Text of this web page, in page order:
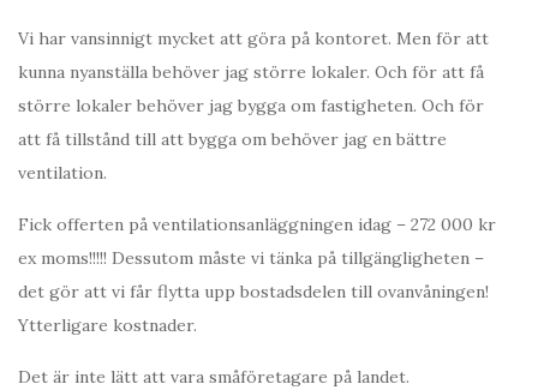
Vi har vansinnigt mycket att göra på kontoret. Men för att
kunna nyanställa behöver jag större lokaler. Och för att få
större lokaler behöver jag bygga om fastigheten. Och för
att få tillstånd till att bygga om behöver jag en bättre
ventilation.
Fick offerten på ventilationsanläggningen idag – 272 000 kr
ex moms!!!!! Dessutom måste vi tänka på tillgängligheten –
det gör att vi får flytta upp bostadsdelen till ovanvåningen!
Ytterligare kostnader.
Det är inte lätt att vara småföretagare på landet.